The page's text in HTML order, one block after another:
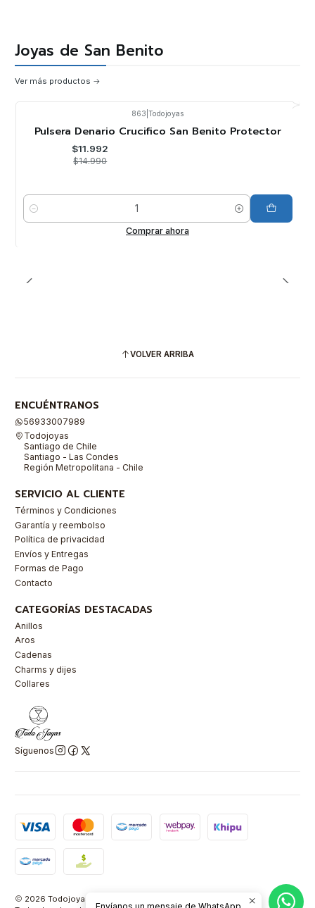
Joyas de San Benito
Ver más productos
863 Todojoyas
Pulsera Denario Crucifico San Benito Protector
$11.992
$14.990
Cantidad
Comprar ahora
VOLVER ARRIBA
ENCUÉNTRANOS
56933007989
Todojoyas
Santiago de Chile
Santiago - Las Condes
Región Metropolitana - Chile
SERVICIO AL CLIENTE
Términos y Condiciones
Garantía y reembolso
Política de privacidad
Envíos y Entregas
Formas de Pago
Contacto
CATEGORÍAS DESTACADAS
Anillos
Aros
Cadenas
Charms y dijes
Collares
Síguenos
2026 Todojoyas Chile.
Envíanos un mensaje de WhatsApp